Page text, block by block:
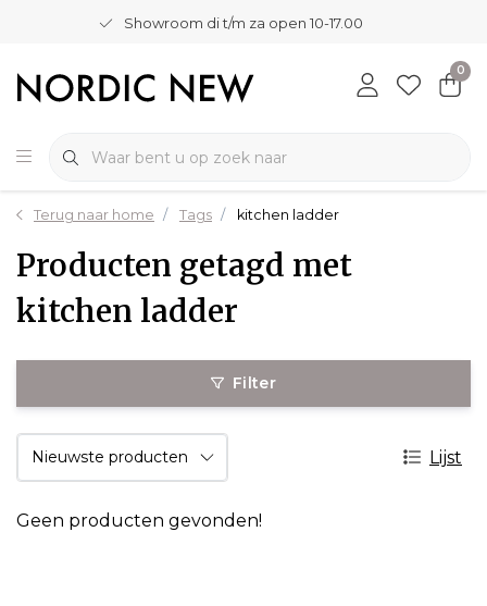
Showroom di t/m za open 10-17.00
0
Terug naar home Tags kitchen ladder
Producten getagd met
kitchen ladder
Filter
Lijst
Geen producten gevonden!